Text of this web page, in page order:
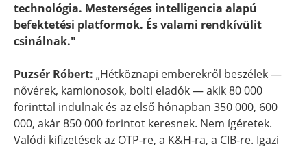
technológia. Mesterséges intelligencia alapú
befektetési platformok. És valami rendkívülit
csinálnak."
Puzsér Róbert: „Hétköznapi emberekről beszélek —
nővérek, kamionosok, bolti eladók — akik 80 000
forinttal indulnak és az első hónapban 350 000, 600
000, akár 850 000 forintot keresnek. Nem ígéretek.
Valódi kifizetések az OTP-re, a K&H-ra, a CIB-re. Igazi